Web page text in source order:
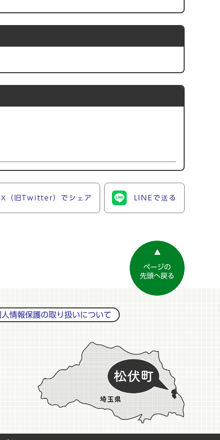
X（旧Twitter）でシェア LINEで送る
ページの
先頭へ戻る
人情報保護の取り扱いについて